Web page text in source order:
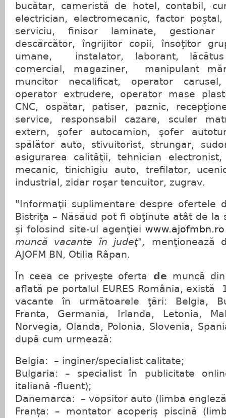
bucătar, cameristă de hotel, contabil,
electrician, electromecanic, factor
serviciu, finisor laminate, gestionar
descărcător, îngrijitor copii, însoţitor
umane, instalator, laborant,
comercial, magaziner, manipulant
muncitor necalificat, operator
operator extrudere, operator mase
CNC, ospătar, patiser, paznic,
service, responsabil cazare, sculer
extern, şofer autocamion, şofer
spălător auto, stivuitorist, strungar,
asigurarea calităţii, tehnician
mecanic, tinichigiu auto, trefilator,
industrial, zidar roşar tencuitor, zugrav.
"Informaţii suplimentare despre ofertele
Bistriţa – Năsăud pot fi obţinute atât de la
şi folosind site-ul agenţiei www.ajofmbn.ro
muncă vacante în judeţ", menţionează
AJOFM BN, Otilia Râpan.
În ceea ce priveşte oferta de muncă
aflată pe portalul EURES România, există
vacante în următoarele ţări: Belgia,
Franta, Germania, Irlanda, Letonia,
Norvegia, Olanda, Polonia, Slovenia,
după cum urmează:
Belgia: – inginer/specialist calitate;
Bulgaria: – specialist în publicitate
italiană -fluent);
Danemarca: – vopsitor auto (limba
Franța: – montator acoperiș piscină